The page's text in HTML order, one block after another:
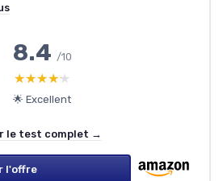
8.4 /10
★★★★★
★★★★★
🌟 Excellent
le test complet →
l'offre